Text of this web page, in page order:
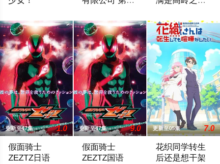
中照顾
更新至47集 1.0
假面骑士
ZEZTZ日语
更新至47集 9.0
假面骑士
ZEZTZ国语
更新至05集 7.0
花织同学转生
后还是想干架